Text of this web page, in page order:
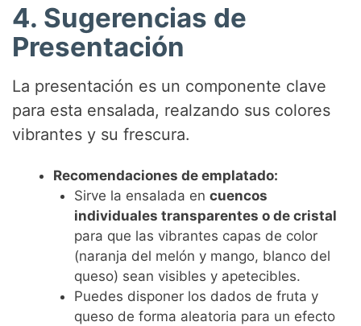
4. Sugerencias de
Presentación
La presentación es un componente clave
para esta ensalada, realzando sus colores
vibrantes y su frescura.
Recomendaciones de emplatado:
Sirve la ensalada en cuencos
individuales transparentes o de cristal
para que las vibrantes capas de color
(naranja del melón y mango, blanco del
queso) sean visibles y apetecibles.
Puedes disponer los dados de fruta y
queso de forma aleatoria para un efecto